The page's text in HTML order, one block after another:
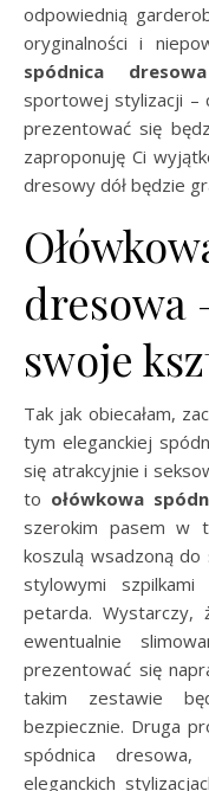
odpowiednią
oryginalności i
spódnica
sportowej stylizacji –
prezentować się
zaproponuję Ci
dresowy dół będzie
dresowa
swoje
Tak jak obiecałam,
tym eleganckiej
się atrakcyjnie i
to ołówkowa
szerokim pasem w
koszulą wsadzoną do
stylowymi
petarda. Wystarczy,
ewentualnie
prezentować się
takim zestawie
bezpiecznie. Druga
spódnica
eleganckich